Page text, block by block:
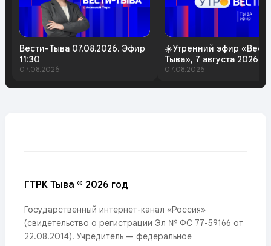
Вести-Тыва 07.08.2026. Эфир
11:30
07.08.2026
☀️Утренний эфир
Тыва», 7 августа 2026
07.08.2026
ГТРК Тыва © 2026 год
Государственный интернет-канал «Россия»
(свидетельство о регистрации Эл № ФС 77-59166 от
22.08.2014). Учредитель — федеральное